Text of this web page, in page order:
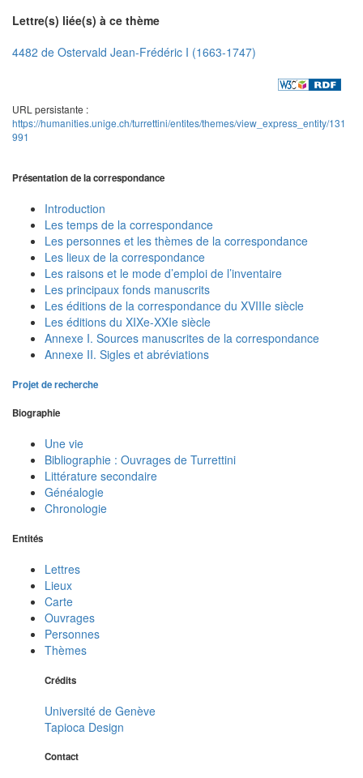
Lettre(s) liée(s) à ce thème
4482 de Ostervald Jean-Frédéric I (1663-1747)
URL persistante :
https://humanities.unige.ch/turrettini/entites/themes/view_express_entity/131
991
Présentation de la correspondance
Introduction
Les temps de la correspondance
Les personnes et les thèmes de la correspondance
Les lieux de la correspondance
Les raisons et le mode d’emploi de l’inventaire
Les principaux fonds manuscrits
Les éditions de la correspondance du XVIIIe siècle
Les éditions du XIXe-XXIe siècle
Annexe I. Sources manuscrites de la correspondance
Annexe II. Sigles et abréviations
Projet de recherche
Biographie
Une vie
Bibliographie : Ouvrages de Turrettini
Littérature secondaire
Généalogie
Chronologie
Entités
Lettres
Lieux
Carte
Ouvrages
Personnes
Thèmes
Crédits
Université de Genève
Tapioca Design
Contact